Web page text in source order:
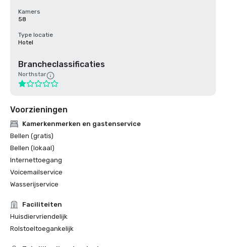
Kamers
58
Type locatie
Hotel
Brancheclassificaties
Northstar
Voorzieningen
Kamerkenmerken en gastenservice
Bellen (gratis)
Bellen (lokaal)
Internettoegang
Voicemailservice
Wasserijservice
Faciliteiten
Huisdiervriendelijk
Rolstoeltoegankelijk